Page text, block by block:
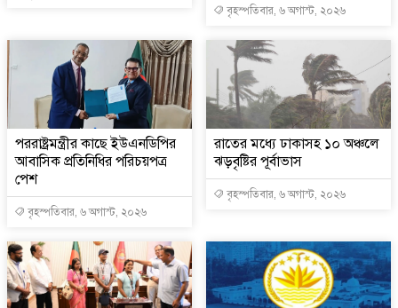
বৃহস্পতিবার, ৬ অগাস্ট, ২০২৬
পররাষ্ট্রমন্ত্রীর কা‌ছে ইউএনডিপির
আবাসিক প্রতিনিধির পরিচয়পত্র
পেশ
বৃহস্পতিবার, ৬ অগাস্ট, ২০২৬
রাতের মধ্যে ঢাকাসহ ১০ অঞ্চলে
ঝড়বৃষ্টির পূর্বাভাস
বৃহস্পতিবার, ৬ অগাস্ট, ২০২৬